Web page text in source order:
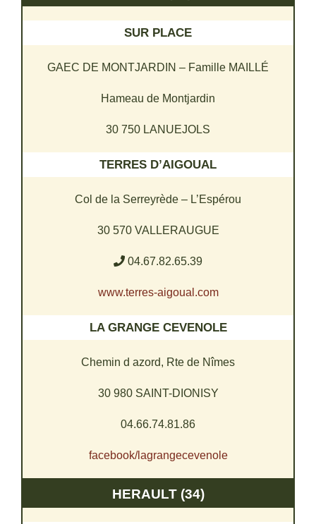
SUR PLACE
GAEC DE MONTJARDIN – Famille MAILLÉ
Hameau de Montjardin
30 750 LANUEJOLS
TERRES D’AIGOUAL
Col de la Serreyrède – L’Espérou
30 570 VALLERAUGUE
04.67.82.65.39
www.terres-aigoual.com
LA GRANGE CEVENOLE
Chemin d azord, Rte de Nîmes
30 980 SAINT-DIONISY
04.66.74.81.86
facebook/lagrangecevenole
HERAULT (34)